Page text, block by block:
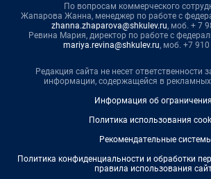
По вопросам коммерческого
Жапарова Жанна, менеджер по работе с
zhanna.zhaparova@shkulev.ru, моб. + 7
Ревина Мария, директор по работе с
mariya.revina@shkulev.ru, моб. +7
Редакция сайта не несет ответственности
информации, содержащейся в
Информация об
Политика использования
Рекомендательные
Политика конфиденциальности и обработки
правила использования